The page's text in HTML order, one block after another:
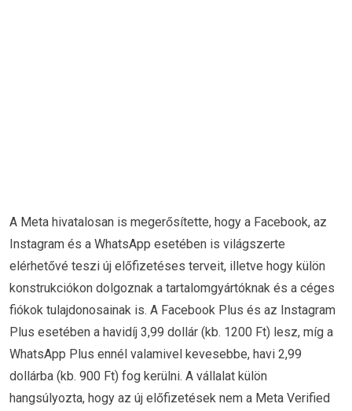
A Meta hivatalosan is megerősítette, hogy a Facebook, az
Instagram és a WhatsApp esetében is világszerte
elérhetővé teszi új előfizetéses terveit, illetve hogy külön
konstrukciókon dolgoznak a tartalomgyártóknak és a céges
fiókok tulajdonosainak is. A Facebook Plus és az Instagram
Plus esetében a havidíj 3,99 dollár (kb. 1200 Ft) lesz, míg a
WhatsApp Plus ennél valamivel kevesebbe, havi 2,99
dollárba (kb. 900 Ft) fog kerülni. A vállalat külön
hangsúlyozta, hogy az új előfizetések nem a Meta Verified